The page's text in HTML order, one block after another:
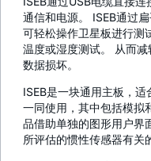
通信和电源。 ISEB通过
可轻松操作卫星板进行测
温度或湿度测试。 从而
数据损坏。
ISEB是一块通用主板，
一同使用，其中包括模拟
品借助单独的图形用户界
所评估的惯性传感器有关